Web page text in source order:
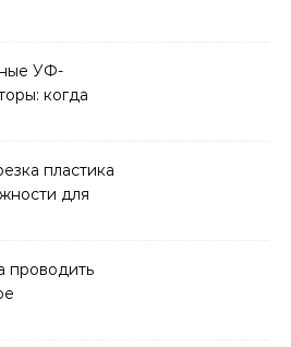
выбору
УФ-
когда
пластика
для
проводить